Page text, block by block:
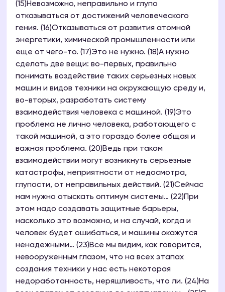
(15)Невозможно, неправильно и глупо
отказываться от достижений человеческого
гения. (16)Отказываться от развития атомной
энергетики, химической промышленности или
еще от чего-то. (17)Это не нужно. (18)А нужно
сделать две вещи: во-первых, правильно
понимать воздействие таких серьезных новых
машин и видов техники на окружающую среду и,
во-вторых, разработать систему
взаимодействия человека с машиной. (19)Это
проблема не лично человека, работающего с
такой машиной, а это гораздо более общая и
важная проблема. (20)Ведь при таком
взаимодействии могут возникнуть серьезные
катастрофы, неприятности от недосмотра,
глупости, от неправильных действий. (21)Сейчас
нам нужно отыскать оптимум системы… (22)При
этом надо создавать защитные барьеры,
насколько это возможно, и на случай, когда и
человек будет ошибаться, и машины окажутся
ненадежными… (23)Все мы видим, как говорится,
невооруженным глазом, что на всех этапах
создания техники у нас есть некоторая
недоработанность, неряшливость, что ли. (24)На